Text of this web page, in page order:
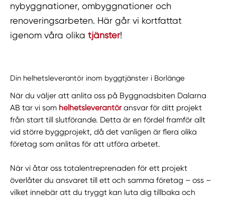
nybyggnationer, ombyggnationer och
renoveringsarbeten. Här går vi kortfattat
igenom våra olikatjänster!
Din helhetsleverantör inom byggtjänster i Borlänge
När du väljer att anlita oss på Byggnadsbiten Dalarna
AB tar vi som helhetsleverantöransvar för ditt projekt
från start till slutförande. Detta är en fördel framför allt
vid större byggprojekt, då det vanligen är flera olika
företag som anlitas för att utföra arbetet.
När vi åtar oss totalentreprenaden för ett projekt
överlåter du ansvaret till ett och samma företag – oss –
vilket innebär att du tryggt kan luta dig tillbaka och